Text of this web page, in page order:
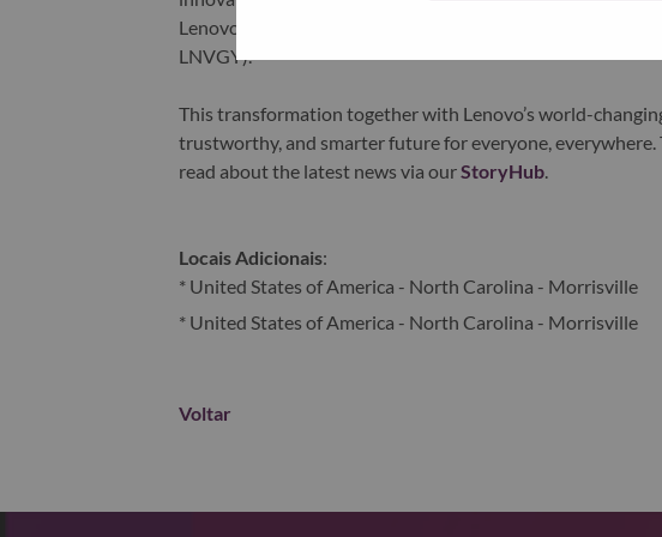
Lenovo is listed on the Hong Kong stock exchange under
LNVGY).
This transformation together with Lenovo’s world-
trustworthy, and smarter future for everyone, everywhere.
read about the latest news via ourStoryHub.
Locais Adicionais:
* United States of America - North Carolina - Morrisville
* United States of America - North Carolina - Morrisville
Voltar